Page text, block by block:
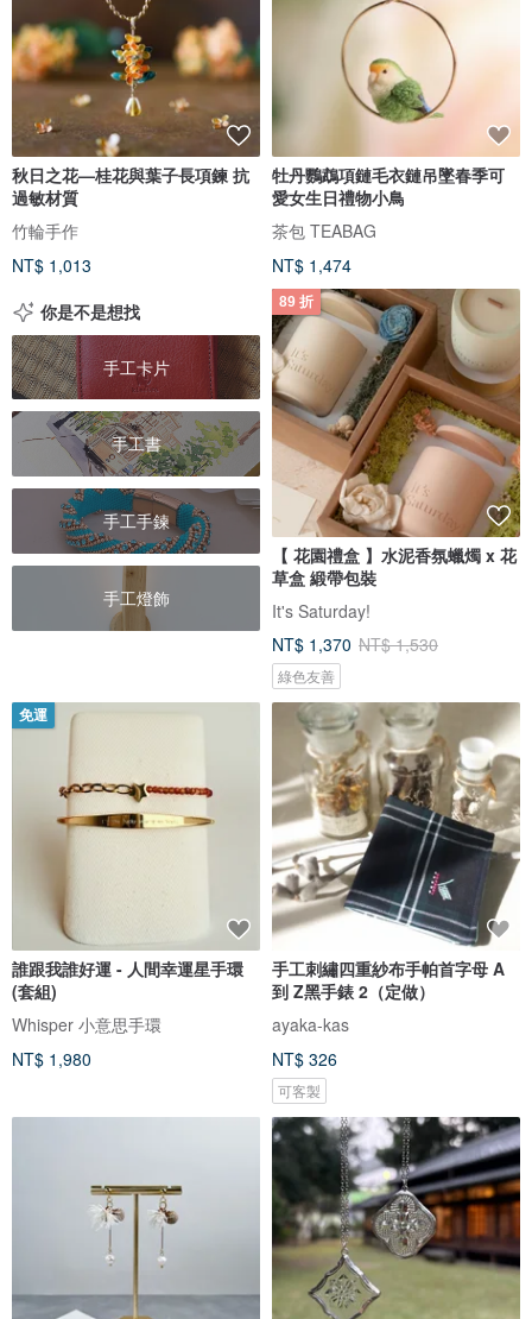
秋日之花—桂花與葉子長項鍊 抗
過敏材質
竹輪手作
NT$ 1,013
牡丹鸚鵡項鏈毛衣鏈吊墜春季可
愛女生日禮物小鳥
茶包 TEABAG
NT$ 1,474
你是不是想找
手工卡片
手工書
手工手鍊
手工燈飾
89 折
【 花園禮盒 】水泥香氛蠟燭 x 花
草盒 緞帶包裝
It's Saturday!
NT$ 1,370 NT$ 1,530
綠色友善
免運
誰跟我誰好運 - 人間幸運星手環
(套組)
Whisper 小意思手環
NT$ 1,980
手工刺繡四重紗布手帕首字母 A
到 Z黑手錶 2（定做）
ayaka-kas
NT$ 326
可客製